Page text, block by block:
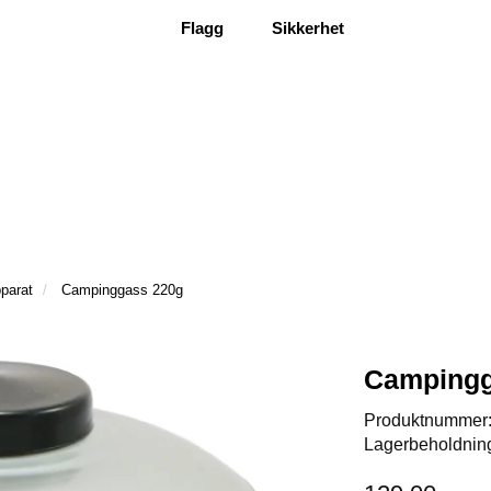
Flagg Sikkerhet
Campinggass 220g